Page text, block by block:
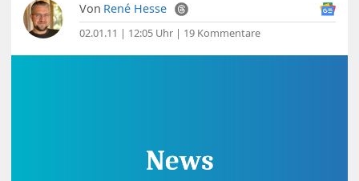
Von René Hesse
02.01.11 | 12:05 Uhr | 19 Kommentare